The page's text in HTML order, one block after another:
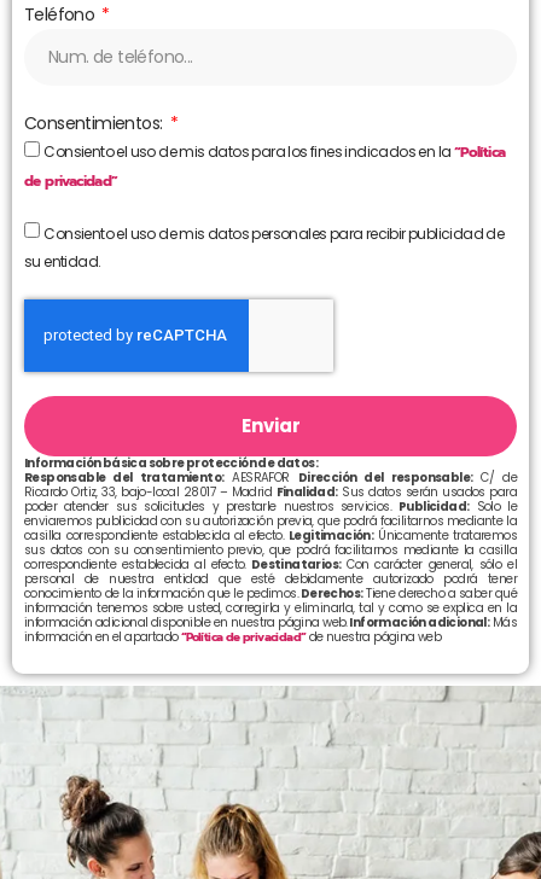
Teléfono
Consentimientos:
Consiento el uso de mis datos para los fines indicados en la“Política
de privacidad”
Consiento el uso de mis datos personales para recibir publicidad de
su entidad.
Enviar
Información básica sobre protección de datos:
Responsable del tratamiento:AESRAFOR Dirección del responsable:C/ de
Ricardo Ortiz, 33, bajo-local 28017 – Madrid Finalidad:Sus datos serán usados para
poder atender sus solicitudes y prestarle nuestros servicios. Publicidad:Solo le
enviaremos publicidad con su autorización previa, que podrá facilitarnos mediante la
casilla correspondiente establecida al efecto. Legitimación:Únicamente trataremos
sus datos con su consentimiento previo, que podrá facilitarnos mediante la casilla
correspondiente establecida al efecto.Destinatarios:Con carácter general, sólo el
personal de nuestra entidad que esté debidamente autorizado podrá tener
conocimiento de la información que le pedimos.Derechos:Tiene derecho a saber qué
información tenemos sobre usted, corregirla y eliminarla, tal y como se explica en la
información adicional disponible en nuestra página web.Información adicional:Más
información en el apartado“Política de privacidad”de nuestra página web